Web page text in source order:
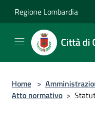
Regione Lombardia
Città di
Home >
Atto normativo >